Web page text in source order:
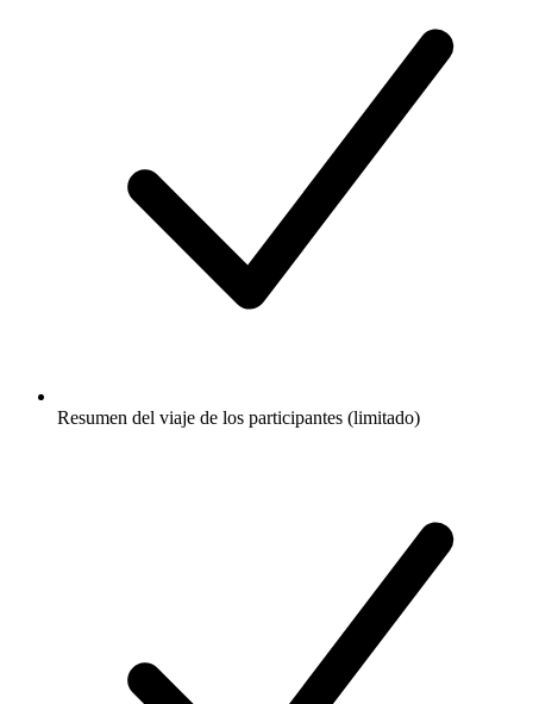
Resumen del viaje de los participantes (limitado)